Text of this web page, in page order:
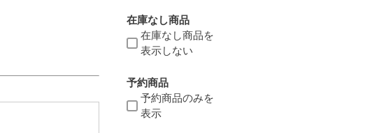
在庫なし商品
在庫なし商品を
表示しない
予約商品
予約商品のみを
表示